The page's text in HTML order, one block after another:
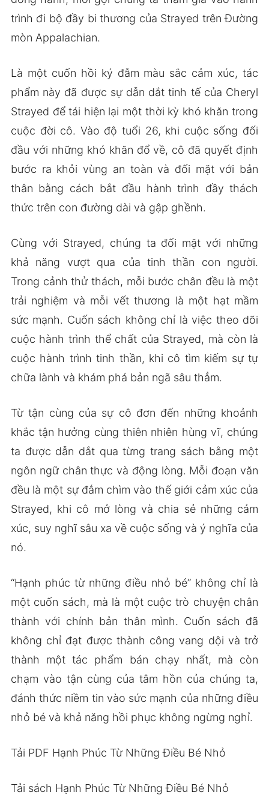
trình đi bộ đầy bi thương của Strayed trên Đường
mòn Appalachian.
Là một cuốn hồi ký đẫm màu sắc cảm xúc, tác
phẩm này đã được sự dẫn dắt tinh tế của Cheryl
Strayed để tái hiện lại một thời kỳ khó khăn trong
cuộc đời cô. Vào độ tuổi 26, khi cuộc sống đối
đầu với những khó khăn đổ về, cô đã quyết định
bước ra khỏi vùng an toàn và đối mặt với bản
thân bằng cách bắt đầu hành trình đầy thách
thức trên con đường dài và gập ghềnh.
Cùng với Strayed, chúng ta đối mặt với những
khả năng vượt qua của tinh thần con người.
Trong cảnh thử thách, mỗi bước chân đều là một
trải nghiệm và mỗi vết thương là một hạt mầm
sức mạnh. Cuốn sách không chỉ là việc theo dõi
cuộc hành trình thể chất của Strayed, mà còn là
cuộc hành trình tinh thần, khi cô tìm kiếm sự tự
chữa lành và khám phá bản ngã sâu thẳm.
Từ tận cùng của sự cô đơn đến những khoảnh
khắc tận hưởng cùng thiên nhiên hùng vĩ, chúng
ta được dẫn dắt qua từng trang sách bằng một
ngôn ngữ chân thực và động lòng. Mỗi đoạn văn
đều là một sự đắm chìm vào thế giới cảm xúc của
Strayed, khi cô mở lòng và chia sẻ những cảm
xúc, suy nghĩ sâu xa về cuộc sống và ý nghĩa của
nó.
“Hạnh phúc từ những điều nhỏ bé” không chỉ là
một cuốn sách, mà là một cuộc trò chuyện chân
thành với chính bản thân mình. Cuốn sách đã
không chỉ đạt được thành công vang dội và trở
thành một tác phẩm bán chạy nhất, mà còn
chạm vào tận cùng của tâm hồn của chúng ta,
đánh thức niềm tin vào sức mạnh của những điều
nhỏ bé và khả năng hồi phục không ngừng nghỉ.
Tải PDF Hạnh Phúc Từ Những Điều Bé Nhỏ
Tải sách Hạnh Phúc Từ Những Điều Bé Nhỏ